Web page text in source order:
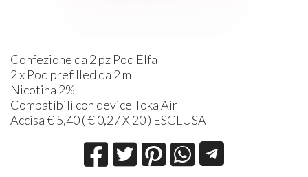
Confezione da 2 pz Pod Elfa
2 x Pod prefilled da 2 ml
Nicotina 2%
Compatibili con device Toka Air
Accisa € 5,40 ( € 0,27 X 20 ) ESCLUSA